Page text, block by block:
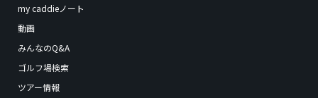
my caddieノート
動画
みんなのQ&A
ゴルフ場検索
ツアー情報